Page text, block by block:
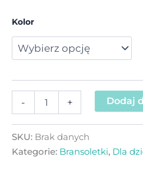
Kolor
- + Dodaj
SKU: Brak danych
Kategorie: Bransoletki, Dla